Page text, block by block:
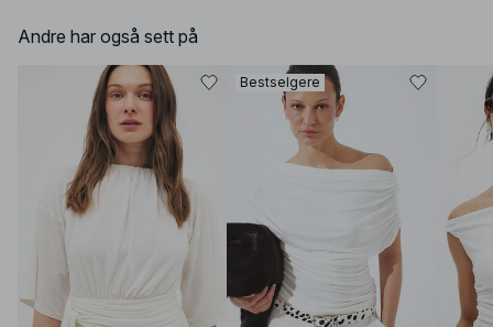
Andre har også sett på
Bestselgere